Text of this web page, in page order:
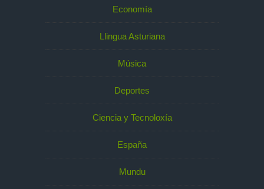
Economía
Llingua Asturiana
Música
Deportes
Ciencia y Tecnoloxía
España
Mundu